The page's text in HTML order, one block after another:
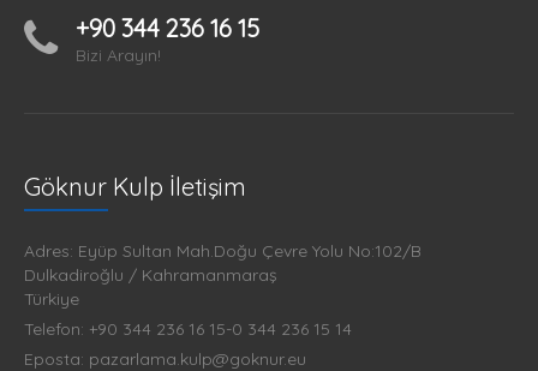
+90 344 236 16 15
Bizi Arayın!
Göknur Kulp İletişim
Adres: Eyüp Sultan Mah.Doğu Çevre Yolu No:102/B
Dulkadiroğlu / Kahramanmaraş
Türkiye
Telefon: +90 344 236 16 15-0 344 236 15 14
Eposta: pazarlama.kulp@goknur.eu